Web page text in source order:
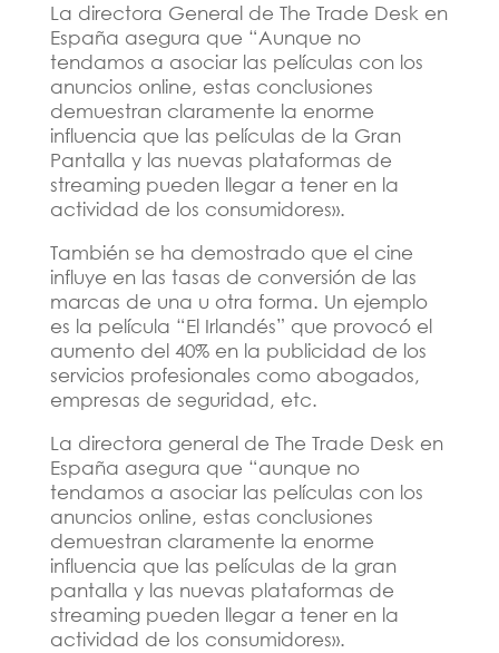
La directora General de The Trade Desk en
España asegura que “Aunque no
tendamos a asociar las películas con los
anuncios online, estas conclusiones
demuestran claramente la enorme
influencia que las películas de la Gran
Pantalla y las nuevas plataformas de
streaming pueden llegar a tener en la
actividad de los consumidores».
También se ha demostrado que el cine
influye en las tasas de conversión de las
marcas de una u otra forma. Un ejemplo
es la película “El Irlandés” que provocó el
aumento del 40% en la publicidad de los
servicios profesionales como abogados,
empresas de seguridad, etc.
La directora general de The Trade Desk en
España asegura que “aunque no
tendamos a asociar las películas con los
anuncios online, estas conclusiones
demuestran claramente la enorme
influencia que las películas de la gran
pantalla y las nuevas plataformas de
streaming pueden llegar a tener en la
actividad de los consumidores».